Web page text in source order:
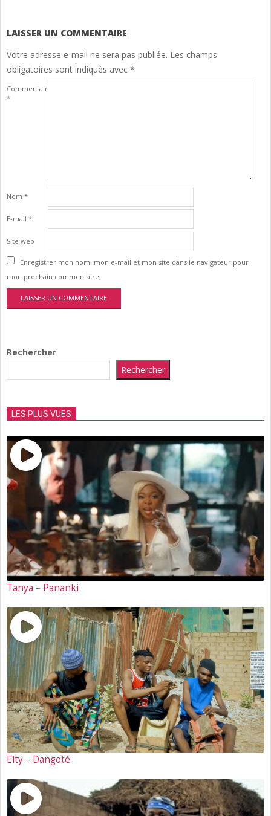
13
LAISSER UN COMMENTAIRE
Votre adresse e-mail ne sera pas publiée. Les champs
obligatoires sont indiqués avec *
Commentaire
*
Nom *
E-mail *
Site web
Enregistrer mon nom, mon e-mail et mon site dans le navigateur pour
mon prochain commentaire.
Rechercher
Rechercher
LES PLUS VUES
Tanya – Pananki
Elty – Dangoté